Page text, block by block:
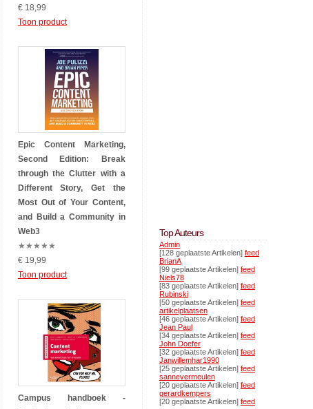
€ 18,99
Toon product
Epic Content Marketing,
Second Edition: Break
through the Clutter with a
Different Story, Get the
Most Out of Your Content,
and Build a Community in
Web3
★★★★★
€ 19,99
Toon product
Campus handboek -
Top Auteurs
Admin
[128 geplaatste Artikelen] feed
BrianA
[99 geplaatste Artikelen] feed
Niels78
[83 geplaatste Artikelen] feed
Rubinski
[50 geplaatste Artikelen] feed
artikelplaatsen
[46 geplaatste Artikelen] feed
Jean Paul
[34 geplaatste Artikelen] feed
John Doefer
[32 geplaatste Artikelen] feed
Janwillemhar1990
[25 geplaatste Artikelen] feed
sannevermeulen
[20 geplaatste Artikelen] feed
gerardkempers
[20 geplaatste Artikelen] feed